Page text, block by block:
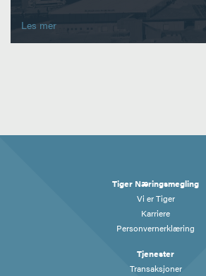
Les mer
Tiger Næringsmegling
Vi er Tiger
Karriere
Personvernerklæring
Tjenester
Transaksjoner